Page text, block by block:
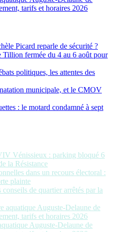
tarifs et horaires 2026
Picard reparle de sécurité ?
Tillion fermée du 4 au 6 août pour
politiques, les attentes des
municipale, et le CMOV
: le motard condamné à sept
Vénissieux : parking bloqué 6
la Résistance
dans un recours électoral :
plainte
de quartier arrêtés par la
aquatique Auguste-Delaune de
tarifs et horaires 2026
Auguste-Delaune de